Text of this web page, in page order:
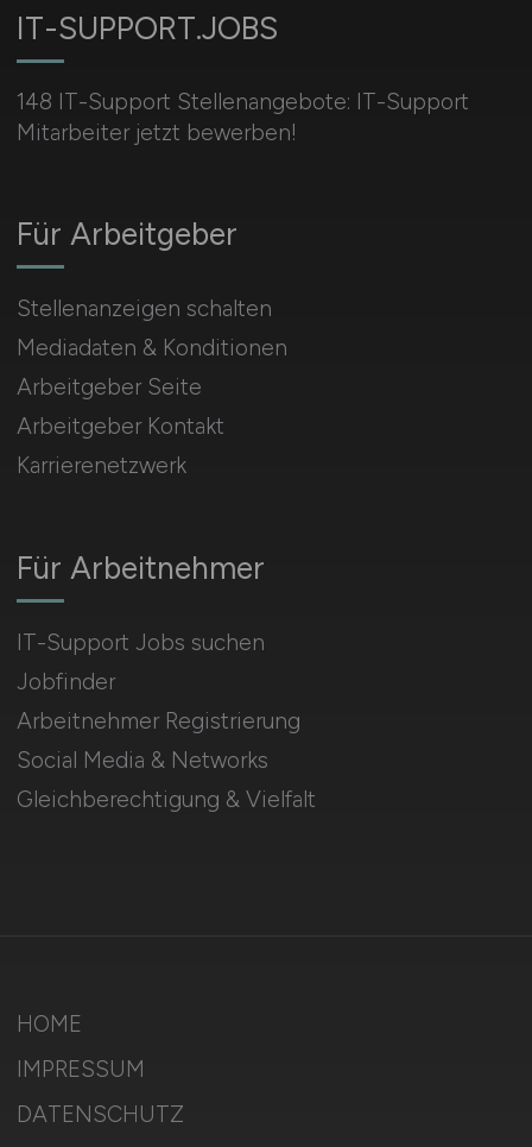
IT-SUPPORT.JOBS
148 IT-Support Stellenangebote: IT-Support
Mitarbeiter jetzt bewerben!
Für Arbeitnehmer
IT-Support Jobs suchen
Jobfinder
Arbeitnehmer Registrierung
Social Media & Networks
Gleichberechtigung & Vielfalt
Für Arbeitgeber
Stellenanzeigen schalten
Mediadaten & Konditionen
Arbeitgeber Seite
Arbeitgeber Kontakt
Karrierenetzwerk
HOME
IMPRESSUM
DATENSCHUTZ